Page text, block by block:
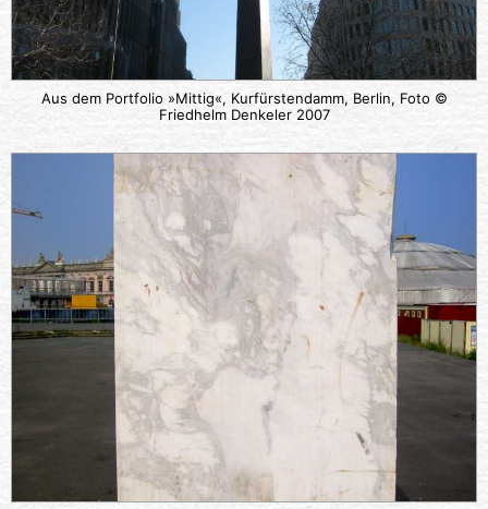
Aus dem Portfolio »Mittig«, Kurfürstendamm, Berlin, Foto ©
Friedhelm Denkeler 2007